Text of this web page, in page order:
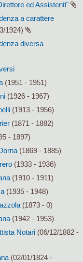
ed Assistenti"
a carattere
1924)
diversa
(1951 - 1951)
(1926 - 1967)
(1913 - 1956)
(1871 - 1882)
- 1897)
(1869 - 1885)
(1933 - 1936)
(1910 - 1911)
(1935 - 1948)
(1873 - 0)
(1942 - 1953)
Notari (06/12/1882 -
(02/01/1824 -